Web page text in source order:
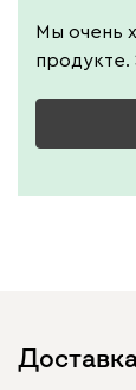
Мы очень
продукте.